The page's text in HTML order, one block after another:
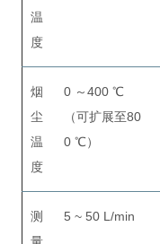
温
度
烟
尘
温
度
0 ～400 ℃
（可扩展至80
0 ℃）
测
5 ~ 50 L/min